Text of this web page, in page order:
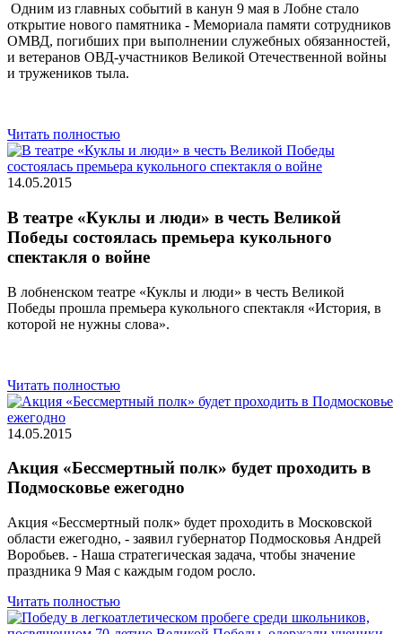
Одним из главных событий в канун 9 мая в Лобне стало
открытие нового памятника - Мемориала памяти сотрудников
ОМВД, погибших при выполнении служебных обязанностей,
и ветеранов ОВД-участников Великой Отечественной войны
и тружеников тыла.
Читать полностью
14.05.2015
В театре «Куклы и люди» в честь Великой
Победы состоялась премьера кукольного
спектакля о войне
В лобненском театре «Куклы и люди» в честь Великой
Победы прошла премьера кукольного спектакля «История, в
которой не нужны слова».
Читать полностью
14.05.2015
Акция «Бессмертный полк» будет проходить в
Подмосковье ежегодно
Акция «Бессмертный полк» будет проходить в Московской
области ежегодно, - заявил губернатор Подмосковья Андрей
Воробьев. - Наша стратегическая задача, чтобы значение
праздника 9 Мая с каждым годом росло.
Читать полностью